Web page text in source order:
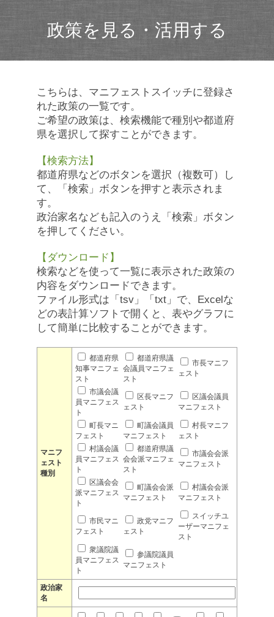
政策を見る・活用する
こちらは、マニフェストスイッチに登録さ
れた政策の一覧です。
ご希望の政策は、検索機能で種別や都道府
県を選択して探すことができます。
【検索方法】
都道府県などのボタンを選択（複数可）し
て、「検索」ボタンを押すと表示されま
す。
政治家名なども記入のうえ「検索」ボタン
を押してください。
【ダウンロード】
検索などを使って一覧に表示された政策の
内容をダウンロードできます。
ファイル形式は「tsv」「txt」で、Excelな
どの表計算ソフトで開くと、表やグラフに
して簡単に比較することができます。
マニフ
ェスト
種別
都道府県
知事マニフェ
スト
都道府県議
会議員マニフェ
スト
市長マニフ
ェスト
市議会議
員マニフェス
ト
区長マニフ
ェスト
区議会議員
マニフェスト
町長マニ
フェスト
町議会議員
マニフェスト
村長マニフ
ェスト
村議会議
員マニフェス
ト
都道府県議
会会派マニフェ
スト
市議会会派
マニフェスト
区議会会
派マニフェス
ト
町議会会派
マニフェスト
村議会会派
マニフェスト
市民マニ
フェスト
政党マニフ
ェスト
スイッチユ
ーザーマニフェ
スト
衆議院議
員マニフェス
ト
参議院議員
マニフェスト
政治家
名